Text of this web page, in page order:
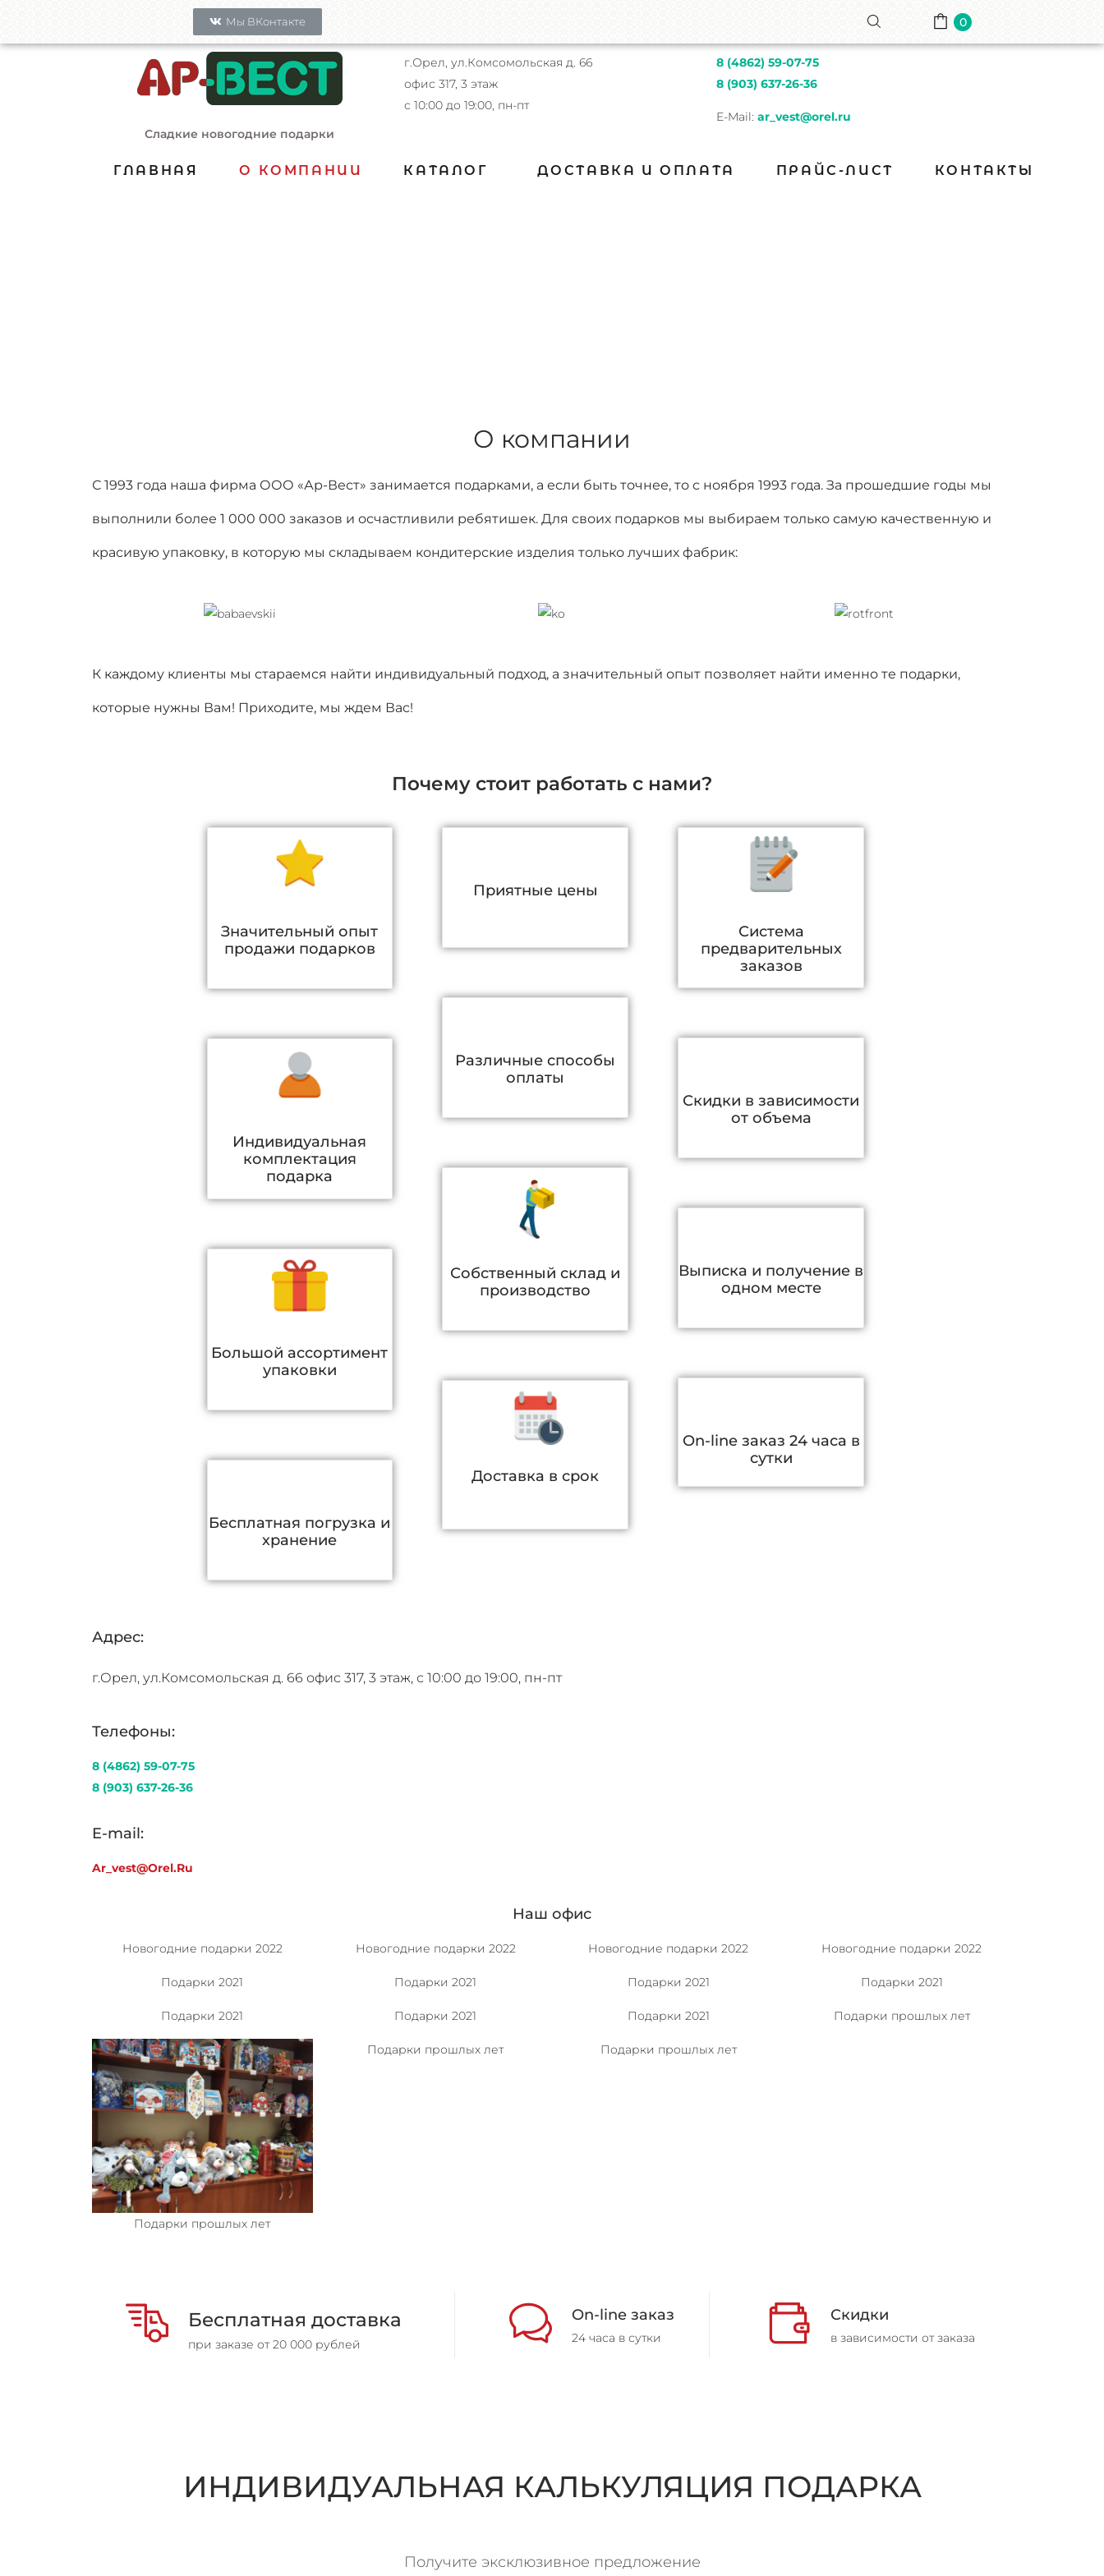
Мы ВКонтакте 0
Сладкие новогодние подарки
г.Орел, ул.Комсомольская д. 66
офис 317, 3 этаж
с 10:00 до 19:00, пн-пт
8 (4862) 59-07-75
8 (903) 637-26-36
E-Mail: ar_vest@orel.ru
ГЛАВНАЯ О КОМПАНИИ КАТАЛОГ ДОСТАВКА И ОПЛАТА ПРАЙС-ЛИСТ КОНТАКТЫ
О компании
С 1993 года наша фирма ООО «Ар-Вест» занимается подарками, а если быть точнее, то с ноября 1993 года. За прошедшие годы мы
выполнили более 1 000 000 заказов и осчастливили ребятишек. Для своих подарков мы выбираем только самую качественную и
красивую упаковку, в которую мы складываем кондитерские изделия только лучших фабрик:
К каждому клиенты мы стараемся найти индивидуальный подход, а значительный опыт позволяет найти именно те подарки,
которые нужны Вам! Приходите, мы ждем Вас!
Почему стоит работать с нами?
Значительный опыт
продажи подарков
Индивидуальная
комплектация
подарка
Большой ассортимент
упаковки
Бесплатная погрузка и
хранение
Приятные цены
Различные способы
оплаты
Собственный склад и
производство
Доставка в срок
Система
предварительных
заказов
Скидки в зависимости
от объема
Выписка и получение в
одном месте
On-line заказ 24 часа в
сутки
Адрес:
г.Орел, ул.Комсомольская д. 66 офис 317, 3 этаж, с 10:00 до 19:00, пн-пт
Телефоны:
8 (4862) 59-07-75
8 (903) 637-26-36
E-mail:
Ar_vest@orel.ru
Наш офис
Новогодние подарки 2022 Новогодние подарки 2022 Новогодние подарки 2022 Новогодние подарки 2022
Подарки 2021 Подарки 2021 Подарки 2021 Подарки 2021
Подарки 2021 Подарки 2021 Подарки 2021 Подарки прошлых лет
Подарки прошлых лет
Подарки прошлых лет Подарки прошлых лет
Бесплатная доставка
при заказе от 20 000 рублей
On-line заказ
24 часа в сутки
Скидки
в зависимости от заказа
ИНДИВИДУАЛЬНАЯ КАЛЬКУЛЯЦИЯ ПОДАРКА
Получите эксклюзивное предложение